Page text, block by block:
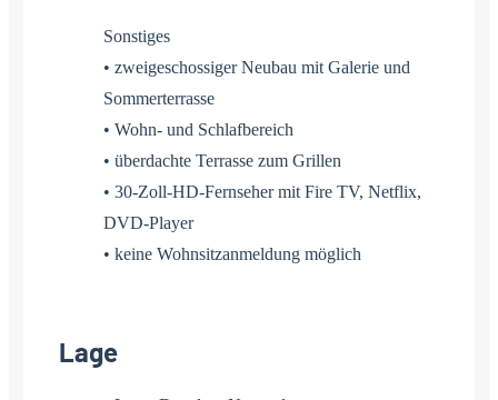
Sonstiges
• zweigeschossiger Neubau mit Galerie und
Sommerterrasse
• Wohn- und Schlafbereich
• überdachte Terrasse zum Grillen
• 30-Zoll-HD-Fernseher mit Fire TV, Netflix,
DVD-Player
• keine Wohnsitzanmeldung möglich
Lage